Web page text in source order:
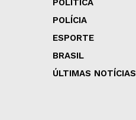
POLÍTICA
POLÍCIA
ESPORTE
BRASIL
ÚLTIMAS NOTÍCIAS